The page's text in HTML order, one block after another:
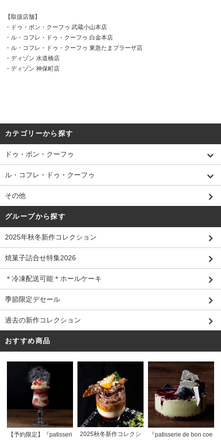
【取扱店舗】
・
ドゥ・ボン・クーフゥ 武蔵小山本店
・ ル・コフレ・ドゥ・クーフゥ 白金本店
・ ル・コフレ・ドゥ・クーフゥ 東急たまプラーザ店
・ ディゾン 水道橋店
・ディゾン 神保町店
カテゴリーから探す
ドゥ・ボン・クーフゥ
ル・コフレ・ドゥ・クーフゥ
その他
グループから探す
2025年秋冬新作コレクション
焼菓子詰合せ特集2026
＊冷凍配送可能＊ホールケーキ
季節限定デセール
過去の新作コレクション
おすすめ商品
【予約限定】『patisseri
2025秋冬新作コレクシ
『patisserie de bon coe